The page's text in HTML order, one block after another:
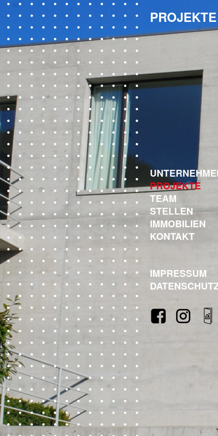
PROJEKTE
PROJEKTE
TEAM
STELLEN
IMMOBILIEN
KONTAKT
IMPRESSUM